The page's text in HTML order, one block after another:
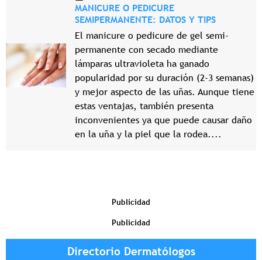
MANICURE O PEDICURE
SEMIPERMANENTE: DATOS Y TIPS
El manicure o pedicure de gel semi-
permanente con secado mediante
lámparas ultravioleta ha ganado
popularidad por su duración (2-3 semanas)
y mejor aspecto de las uñas. Aunque tiene
estas ventajas, también presenta
inconvenientes ya que puede causar daño
en la uña y la piel que la rodea....
Publicidad
Publicidad
Directorio Dermatólogos